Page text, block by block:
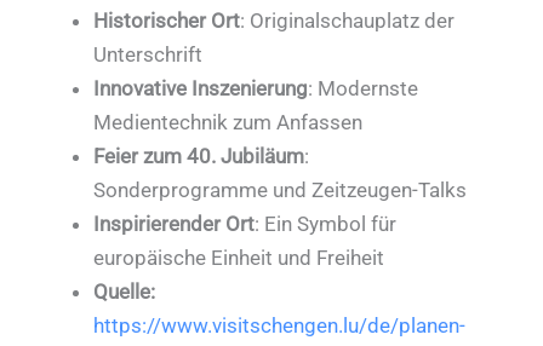
Historischer Ort: Originalschauplatz der
Unterschrift
Innovative Inszenierung: Modernste
Medientechnik zum Anfassen
Feier zum 40. Jubiläum:
Sonderprogramme und Zeitzeugen-Talks
Inspirierender Ort: Ein Symbol für
europäische Einheit und Freiheit
Quelle:
https://www.visitschengen.lu/de/planen-